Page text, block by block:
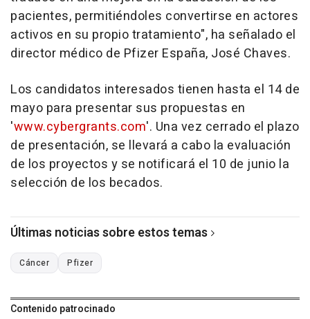
pacientes, permitiéndoles convertirse en actores
activos en su propio tratamiento", ha señalado el
director médico de Pfizer España, José Chaves.
Los candidatos interesados tienen hasta el 14 de
mayo para presentar sus propuestas en
'www.cybergrants.com'. Una vez cerrado el plazo
de presentación, se llevará a cabo la evaluación
de los proyectos y se notificará el 10 de junio la
selección de los becados.
Últimas noticias sobre estos temas
Cáncer Pfizer
Contenido patrocinado